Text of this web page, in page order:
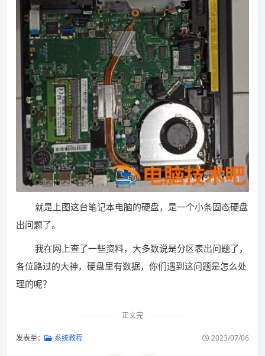
就是上图这台笔记本电脑的硬盘，是一个小条固态硬盘
出问题了。
我在网上查了一些资料，大多数说是分区表出问题了，
各位路过的大神，硬盘里有数据，你们遇到这问题是怎么处
理的呢？
正文完
发表至： 系统教程 2023/07/06